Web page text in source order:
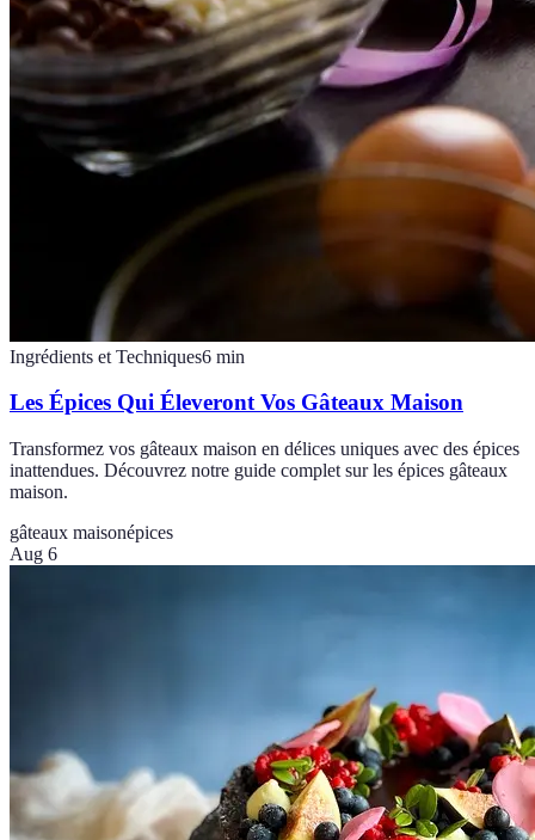
Ingrédients et Techniques6 min
Les Épices Qui Éleveront Vos Gâteaux Maison
Transformez vos gâteaux maison en délices uniques avec des épices
inattendues. Découvrez notre guide complet sur les épices gâteaux
maison.
gâteaux maisonépices
Aug 6